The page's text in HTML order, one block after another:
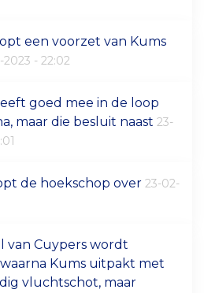
een voorzet van Kums
2023 - 22:02
goed mee in de loop
maar die besluit naast23-
de hoekschop over23-02-
van Cuypers wordt
Kums uitpakt met
vluchtschot, maar